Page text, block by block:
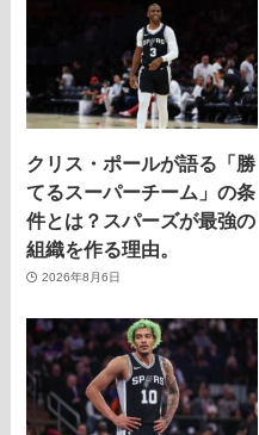
クリス・ポールが語る「勝
てるスーパーチーム」の条
件とは？スパーズが最強の
組織を作る理由。
2026年8月6日